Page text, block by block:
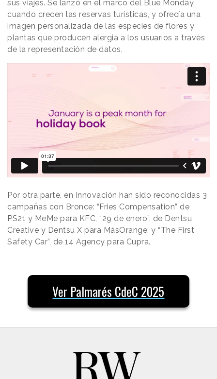
sus viajes. Se lanzó en el marco del Blue Monday,
cuando crecen las reservas turísticas, y ofrecía una
imagen personalizada de las especies de flores y
plantas que producen alergia a los usuarios a través
de la representación de datos.
Por otra parte, en Innovación han sido reconocidas 3
campañas con Bronce: “Fries Compensation” de
PS21 y MeMe para KFC, “29 de enero”, de Dentsu
Creative y Dentsu X para MásOrange, y “The First
Safety Car”, de 14 Agency para Cupra.
Ver Palmarés CdeC 2025